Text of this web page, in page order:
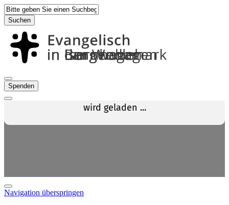
Suchen
Spenden
Navigation überspringen